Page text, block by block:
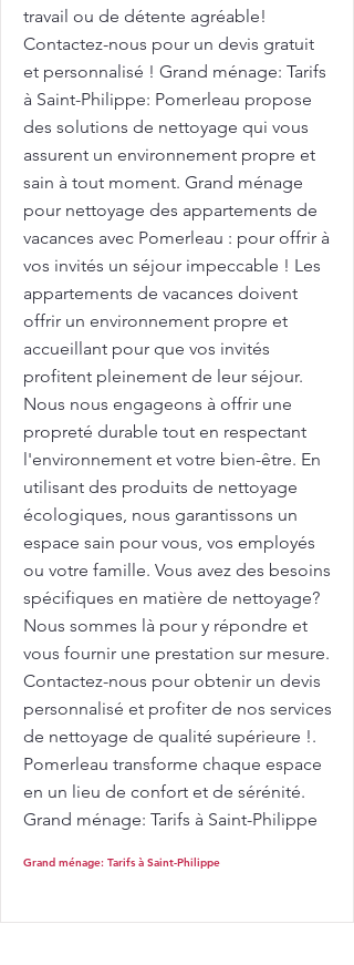
travail ou de détente agréable!
Contactez-nous pour un devis gratuit
et personnalisé ! Grand ménage: Tarifs
à Saint-Philippe: Pomerleau propose
des solutions de nettoyage qui vous
assurent un environnement propre et
sain à tout moment. Grand ménage
pour nettoyage des appartements de
vacances avec Pomerleau : pour offrir à
vos invités un séjour impeccable ! Les
appartements de vacances doivent
offrir un environnement propre et
accueillant pour que vos invités
profitent pleinement de leur séjour.
Nous nous engageons à offrir une
propreté durable tout en respectant
l'environnement et votre bien-être. En
utilisant des produits de nettoyage
écologiques, nous garantissons un
espace sain pour vous, vos employés
ou votre famille. Vous avez des besoins
spécifiques en matière de nettoyage?
Nous sommes là pour y répondre et
vous fournir une prestation sur mesure.
Contactez-nous pour obtenir un devis
personnalisé et profiter de nos services
de nettoyage de qualité supérieure !.
Pomerleau transforme chaque espace
en un lieu de confort et de sérénité.
Grand ménage: Tarifs à Saint-Philippe
Grand ménage: Tarifs à Saint-Philippe